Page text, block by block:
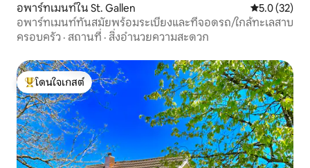
อพาร์ทเมนท์ใน St. Gallen คะแนนเฉลี่ย
5.0 (32)
อพาร์ทเมนท์ทันสมัยพร้อมระเบียงและที่จอดรถ/ใกล้ทะเลสาบ
ครอบครัว · สถานที่ · สิ่งอำนวยความสะดวก
โดนใจเกสต์ที่สุด
โดนใจเกสต์